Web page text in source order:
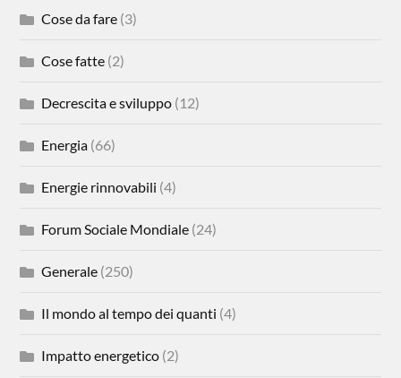
Cose da fare (3)
Cose fatte (2)
Decrescita e sviluppo (12)
Energia (66)
Energie rinnovabili (4)
Forum Sociale Mondiale (24)
Generale (250)
Il mondo al tempo dei quanti (4)
Impatto energetico (2)